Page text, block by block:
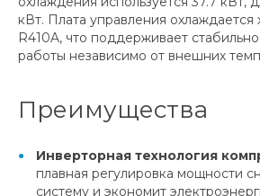
кВт. Плата управления охлаждается
R410A, что поддерживает
работы независимо от внешних
Преимущества
Инверторная технология
плавная регулировка мощности
систему и экономит